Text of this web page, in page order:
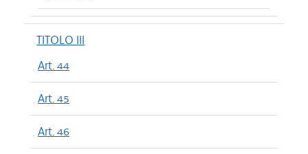
TITOLO III
Art. 44
Art. 45
Art. 46